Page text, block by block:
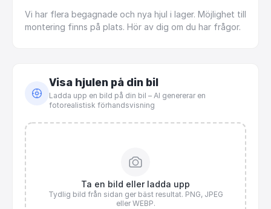
Vi har flera begagnade och nya hjul i lager. Möjlighet till
montering finns på plats. Hör av dig om du har frågor.
Visa hjulen på din bil
Ladda upp en bild på din bil – AI genererar en
fotorealistisk förhandsvisning
Ta en bild eller ladda upp
Tydlig bild från sidan ger bäst resultat. PNG, JPEG
eller WEBP.